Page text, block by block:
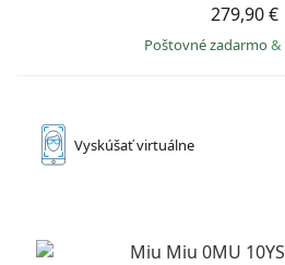
279,90 €
Poštovné zadarmo&
Vyskúšaťvirtuálne